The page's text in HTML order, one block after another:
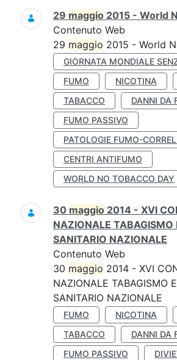
Ricerca
29 maggio 2015 - World
Contenuto Web
29 maggio 2015 - World
GIORNATA MONDIALE
FUMO
NICOTINA
TABACCO
DANNI DA
FUMO PASSIVO
PATOLOGIE FUMO-
CENTRI ANTIFUMO
WORLD NO TOBACCO DAY
30 maggio 2014 - XVI
NAZIONALE TABAGISMO
SANITARIO NAZIONALE
Contenuto Web
30 maggio 2014 - XVI
NAZIONALE TABAGISMO
SANITARIO NAZIONALE
FUMO NICOTINA
TABACCO
DANNI DA
FUMO PASSIVO